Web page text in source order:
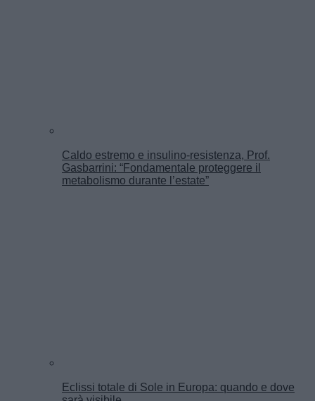
Caldo estremo e insulino-resistenza, Prof.
Gasbarrini: “Fondamentale proteggere il
metabolismo durante l’estate”
Eclissi totale di Sole in Europa: quando e dove